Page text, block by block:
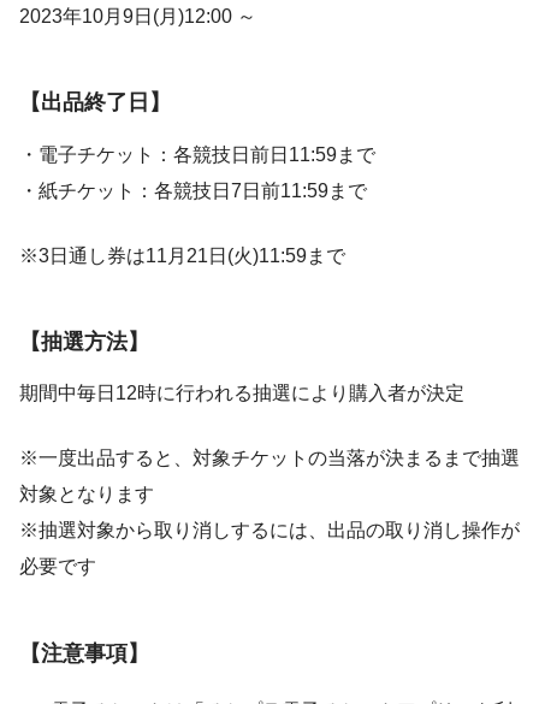
2023年10月9日(月)12:00 ～
【出品終了日】
・電子チケット：各競技日前日11:59まで
・紙チケット：各競技日7日前11:59まで
※3日通し券は11月21日(火)11:59まで
【抽選方法】
期間中毎日12時に行われる抽選により購入者が決定
※一度出品すると、対象チケットの当落が決まるまで抽選
対象となります
※抽選対象から取り消しするには、出品の取り消し操作が
必要です
【注意事項】